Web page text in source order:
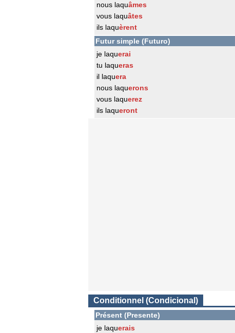
nous laquâmes
vous laquâtes
ils laquèrent
Futur simple (Futuro)
je laquerai
tu laqueras
il laquera
nous laquerons
vous laquerez
ils laqueront
Conditionnel (Condicional)
Présent (Presente)
je laquerais